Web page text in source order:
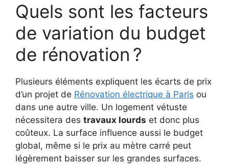
Quels sont les facteurs
de variation du budget
de rénovation ?
Plusieurs éléments expliquent les écarts de prix
d’un projet de Rénovation électrique à Paris ou
dans une autre ville. Un logement vétuste
nécessitera des travaux lourds et donc plus
coûteux. La surface influence aussi le budget
global, même si le prix au mètre carré peut
légèrement baisser sur les grandes surfaces.